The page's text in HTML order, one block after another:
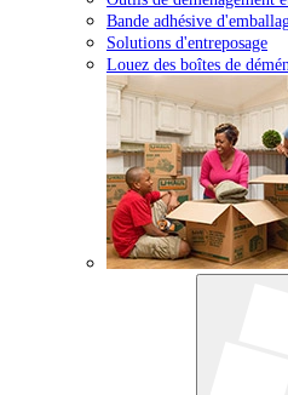
Bande adhésive
Solutions d'entreposage
Louez des boîtes de